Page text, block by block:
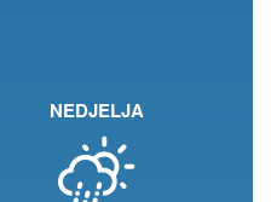
NEDJELJA